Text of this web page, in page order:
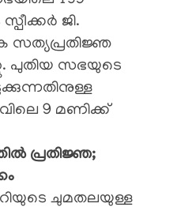
ജി.
സത്യപ്രതിജ്ഞ
പുതിയ സഭയുടെ
9 മണിക്ക്
പ്രതിജ്ഞ;
ചുമതലയുള്ള